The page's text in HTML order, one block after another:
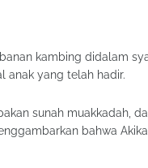
anak yang telah hadir.
sunah muakkadah,
bahwa